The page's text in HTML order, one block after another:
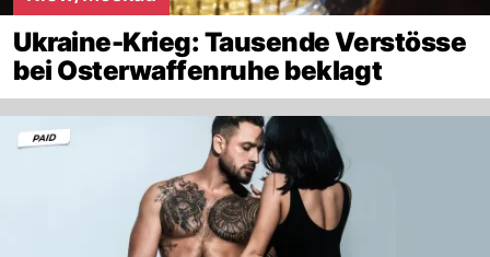
Ukraine-Krieg: Tausende Verstösse
bei Osterwaffenruhe beklagt